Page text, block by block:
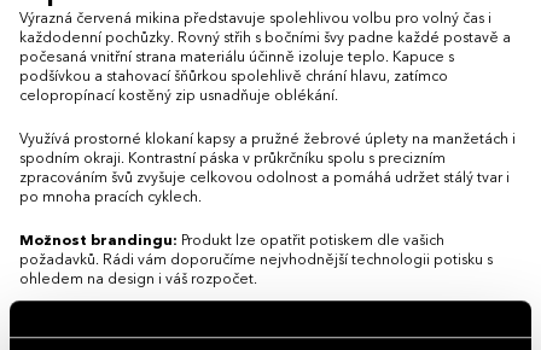
Výrazná červená mikina představuje spolehlivou volbu pro volný čas i
každodenní pochůzky. Rovný střih s bočními švy padne každé postavě a
počesaná vnitřní strana materiálu účinně izoluje teplo. Kapuce s
podšívkou a stahovací šňůrkou spolehlivě chrání hlavu, zatímco
celopropínací kostěný zip usnadňuje oblékání.
Využívá prostorné klokaní kapsy a pružné žebrové úplety na manžetách i
spodním okraji. Kontrastní páska v průkrčníku spolu s precizním
zpracováním švů zvyšuje celkovou odolnost a pomáhá udržet stálý tvar i
po mnoha pracích cyklech.
Možnost brandingu: Produkt lze opatřit potiskem dle vašich
požadavků. Rádi vám doporučíme nejvhodnější technologii potisku s
ohledem na design i váš rozpočet.